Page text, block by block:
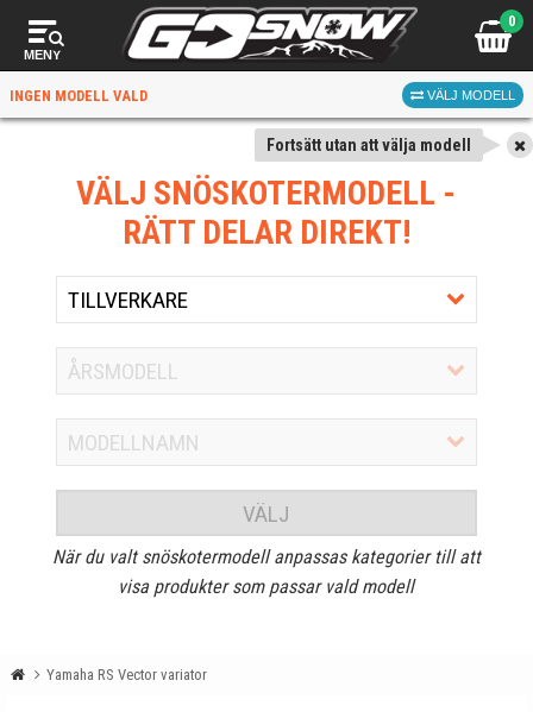
MENY
0
INGEN MODELL VALD VÄLJ MODELL
Fortsätt utan att välja modell
VÄLJ SNÖSKOTERMODELL -
RÄTT DELAR DIREKT!
VÄLJ
När du valt snöskotermodell anpassas kategorier till att
visa produkter som passar vald modell
Yamaha RS Vector variator